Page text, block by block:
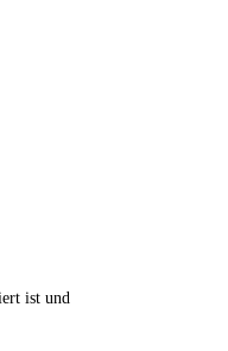
ist und